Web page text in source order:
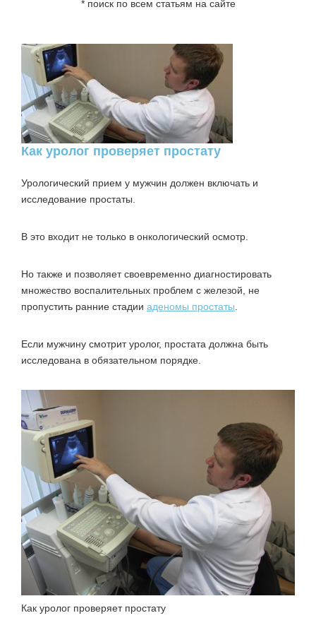
* поиск по всем статьям на сайте
Как уролог проверяет простату
Урологический прием у мужчин должен включать и
исследование простаты.
В это входит не только в онкологический осмотр.
Но также и позволяет своевременно диагностировать
множество воспалительных проблем с железой, не
пропустить ранние стадии аденомы простаты
Если мужчину смотрит уролог, простата должна быть
исследована в обязательном порядке.
Как уролог проверяет простату